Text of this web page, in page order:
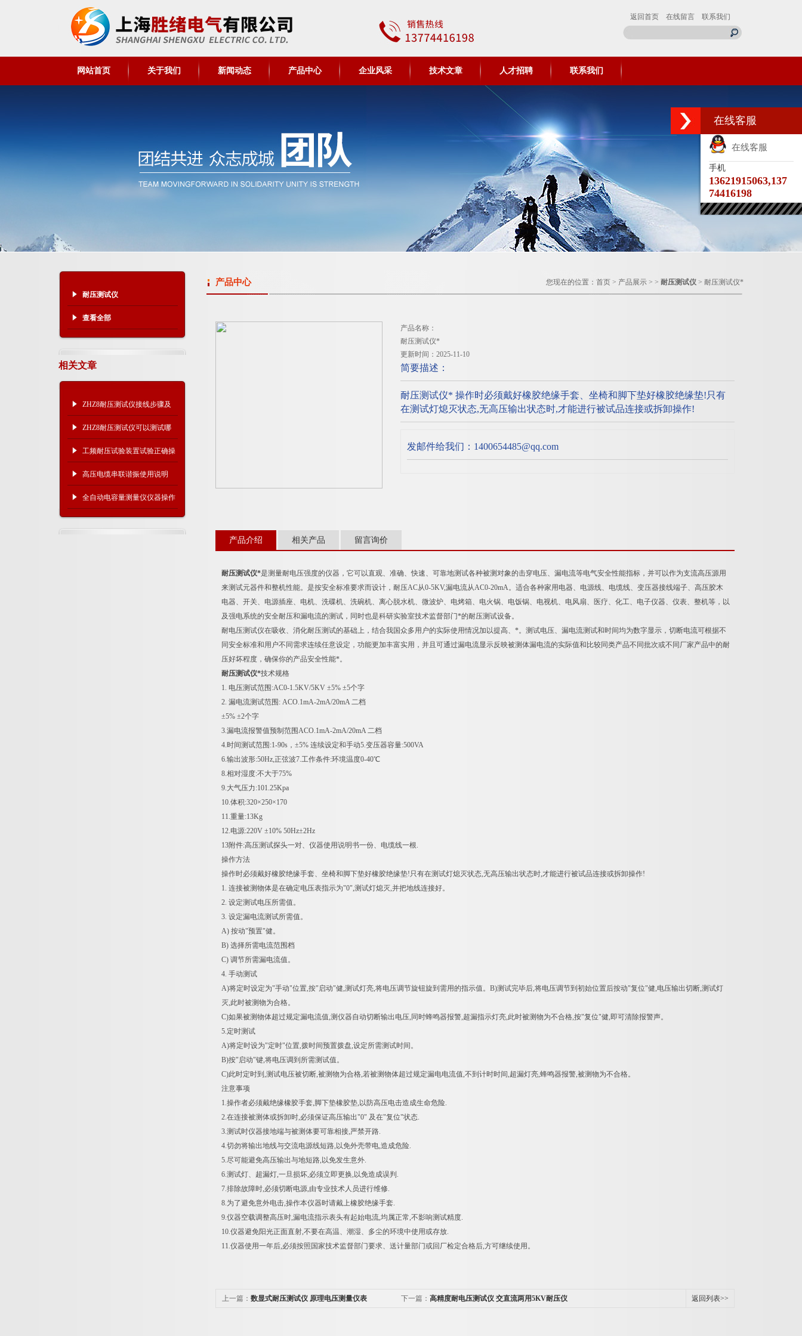
返回首页 在线留言 联系我们
网站首页 关于我们 新闻动态 产品中心 企业风采 技术文章 人才招聘 联系我们
耐压测试仪
查看全部
相关文章
ZHZ8耐压测试仪接线步骤及
注意事项
ZHZ8耐压测试仪可以测试哪
些设备？
工频耐压试验装置试验正确操
作步骤
高压电缆串联谐振使用说明
全自动电容量测量仪仪器操作
方法
产品中心 您现在的位置： 首页 > 产品展示 > > 耐压测试仪 > 耐压测试仪*
产品名称：
耐压测试仪*
更新时间：2025-11-10
简要描述：
耐压测试仪* 操作时必须戴好橡胶绝缘手套、坐椅和脚下垫好橡胶绝缘垫!只有
在测试灯熄灭状态,无高压输出状态时,才能进行被试品连接或拆卸操作!
发邮件给我们：1400654485@qq.com
产品介绍 相关产品 留言询价
耐压测试仪*是测量耐电压强度的仪器，它可以直观、准确、快速、可靠地测试各种被测对象的击穿电压、漏电流等电气安全性能指标，并可以作为支流高压源用
来测试元器件和整机性能。是按安全标准要求而设计，耐压AC从0-5KV,漏电流从AC0-20mA。适合各种家用电器、电源线、电缆线、变压器接线端子、高压胶木
电器、开关、电源插座、电机、洗碟机、洗碗机、离心脱水机、微波炉、电烤箱、电火锅、电饭锅、电视机、电风扇、医疗、化工、电子仪器、仪表、整机等，以
及强电系统的安全耐压和漏电流的测试，同时也是科研实验室技术监督部门*的耐压测试设备。
耐电压测试仪在吸收、消化耐压测试的基础上，结合我国众多用户的实际使用情况加以提高、*。测试电压、漏电流测试和时间均为数字显示，切断电流可根据不
同安全标准和用户不同需求连续任意设定，功能更加丰富实用，并且可通过漏电流显示反映被测体漏电流的实际值和比较同类产品不同批次或不同厂家产品中的耐
压好坏程度，确保你的产品安全性能*。
耐压测试仪*技术规格
1. 电压测试范围:AC0-1.5KV/5KV ±5% ±5个字
2. 漏电流测试范围: ACO.1mA-2mA/20mA 二档
±5% ±2个字
3.漏电流报警值预制范围ACO.1mA-2mA/20mA 二档
4.时间测试范围:1-90s，±5% 连续设定和手动5.变压器容量:500VA
6.输出波形:50Hz,正弦波7.工作条件:环境温度0-40℃
8.相对湿度:不大于75%
9.大气压力:101.25Kpa
10.体积:320×250×170
11.重量:13Kg
12.电源:220V ±10% 50Hz±2Hz
13附件:高压测试探头一对、仪器使用说明书一份、电缆线一根.
操作方法
操作时必须戴好橡胶绝缘手套、坐椅和脚下垫好橡胶绝缘垫!只有在测试灯熄灭状态,无高压输出状态时,才能进行被试品连接或拆卸操作!
1. 连接被测物体是在确定电压表指示为"0",测试灯熄灭,并把地线连接好。
2. 设定测试电压所需值。
3. 设定漏电流测试所需值。
A) 按动"预置"健。
B) 选择所需电流范围档
C) 调节所需漏电流值。
4. 手动测试
A)将定时设定为"手动"位置,按"启动"健,测试灯亮,将电压调节旋钮旋到需用的指示值。B)测试完毕后,将电压调节到初始位置后按动"复位"健,电压输出切断,测试灯
灭,此时被测物为合格。
C)如果被测物体超过规定漏电流值,测仪器自动切断输出电压,同时蜂鸣器报警,超漏指示灯亮,此时被测物为不合格,按"复位"健,即可清除报警声。
5.定时测试
A)将定时设为"定时"位置,拨时间预置拨盘,设定所需测试时间。
B)按"启动"键,将电压调到所需测试值。
C)此时定时到,测试电压被切断,被测物为合格,若被测物体超过规定漏电电流值,不到计时时间,超漏灯亮,蜂鸣器报警,被测物为不合格。
注意事项
1.操作者必须戴绝缘橡胶手套,脚下垫橡胶垫,以防高压电击造成生命危险.
2.在连接被测体或拆卸时,必须保证高压输出"0" 及在"复位"状态.
3.测试时仪器接地端与被测体要可靠相接,严禁开路.
4.切勿将输出地线与交流电源线短路,以免外壳带电,造成危险.
5.尽可能避免高压输出与地短路,以免发生意外.
6.测试灯、超漏灯,一旦损坏,必须立即更换,以免造成误判.
7.排除故障时,必须切断电源,由专业技术人员进行维修.
8.为了避免意外电击,操作本仪器时请戴上橡胶绝缘手套.
9.仪器空载调整高压时,漏电流指示表头有起始电流,均属正常,不影响测试精度.
10.仪器避免阳光正面直射,不要在高温、潮湿、多尘的环境中使用或存放.
11.仪器使用一年后,必须按照国家技术监督部门要求、送计量部门或回厂检定合格后,方可继续使用。
上一篇： 数显式耐压测试仪 原理电压测量仪表 下一篇： 高精度耐电压测试仪 交直流两用5KV耐压仪 返回列表>>
在线客服
在线客服
手机
13621915063,137
74416198